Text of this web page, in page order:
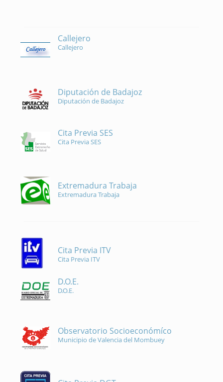
Callejero
Callejero
Diputación de Badajoz
Diputación de Badajoz
Cita Previa SES
Cita Previa SES
Extremadura Trabaja
Extremadura Trabaja
Cita Previa ITV
Cita Previa ITV
D.O.E.
D.O.E.
Observatorio Socioeconómíco
Municipio de Valencia del Mombuey